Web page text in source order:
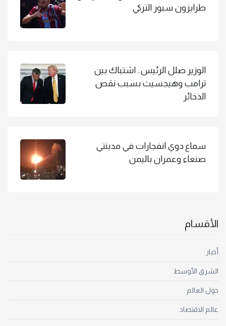
طرابزون سبور التركي
الوزير ضلل الرئيس.. اشتباك بين
ترامب وهيجسيث بسبب نقص
الذخائر
سماع دوي انفجارات في مدينتي
صنعاء وعمران باليمن
الأقسام
أخبار
الشرق الأوسط
حول العالم
عالم الاقتصاد